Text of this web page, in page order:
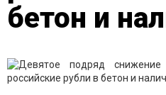
бетон и